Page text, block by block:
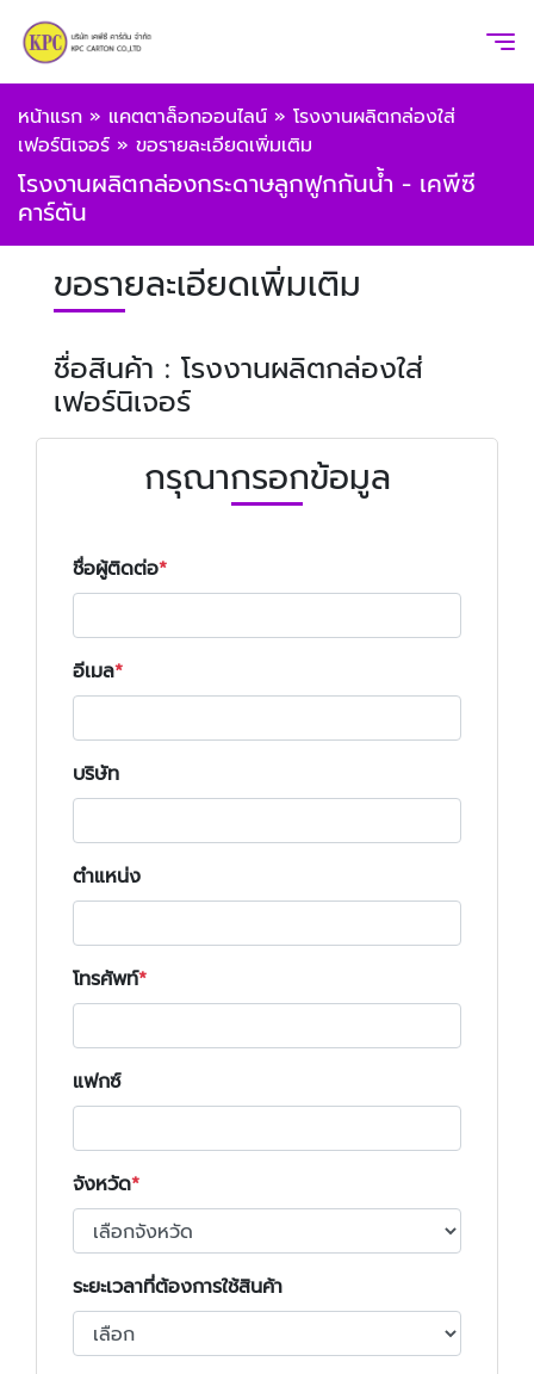
หน้าแรก » แคตตาล็อกออนไลน์ » โรงงานผลิตกล่องใส่
เฟอร์นิเจอร์ » ขอรายละเอียดเพิ่มเติม
โรงงานผลิตกล่องกระดาษลูกฟูกกันน้ำ - เคพีซี
คาร์ตัน
ขอรายละเอียดเพิ่มเติม
ชื่อสินค้า : โรงงานผลิตกล่องใส่
เฟอร์นิเจอร์
กรุณากรอกข้อมูล
ชื่อผู้ติดต่อ
อีเมล
บริษัท
ตำแหน่ง
โทรศัพท์
แฟกซ์
จังหวัด
ระยะเวลาที่ต้องการใช้สินค้า